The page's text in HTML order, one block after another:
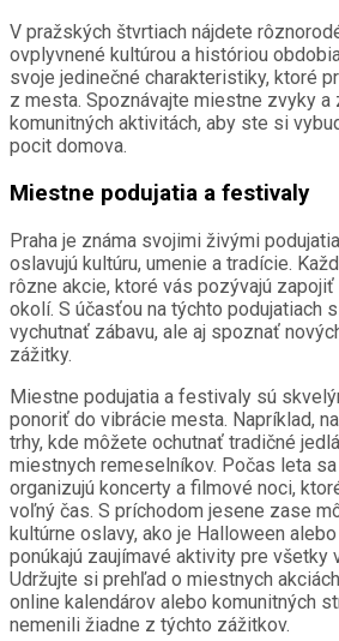
V pražských štvrtiach nájdete
ovplyvnené kultúrou a históriou
svoje jedinečné charakteristiky, ktoré
z mesta. Spoznávajte miestne zvyky a
komunitných aktivitách, aby ste si
pocit domova.
Miestne podujatia a festivaly
Praha je známa svojimi živými
oslavujú kultúru, umenie a tradície.
rôzne akcie, ktoré vás pozývajú
okolí. S účasťou na týchto podujatiach
vychutnať zábavu, ale aj spoznať
zážitky.
Miestne podujatia a festivaly sú
ponoriť do vibrácie mesta. Napríklad,
trhy, kde môžete ochutnať tradičné
miestnych remeselníkov. Počas leta
organizujú koncerty a filmové noci,
voľný čas. S príchodom jesene zase
kultúrne oslavy, ako je Halloween
ponúkajú zaujímavé aktivity pre všetky
Udržujte si prehľad o miestnych
online kalendárov alebo komunitných
nemenili žiadne z týchto zážitkov.